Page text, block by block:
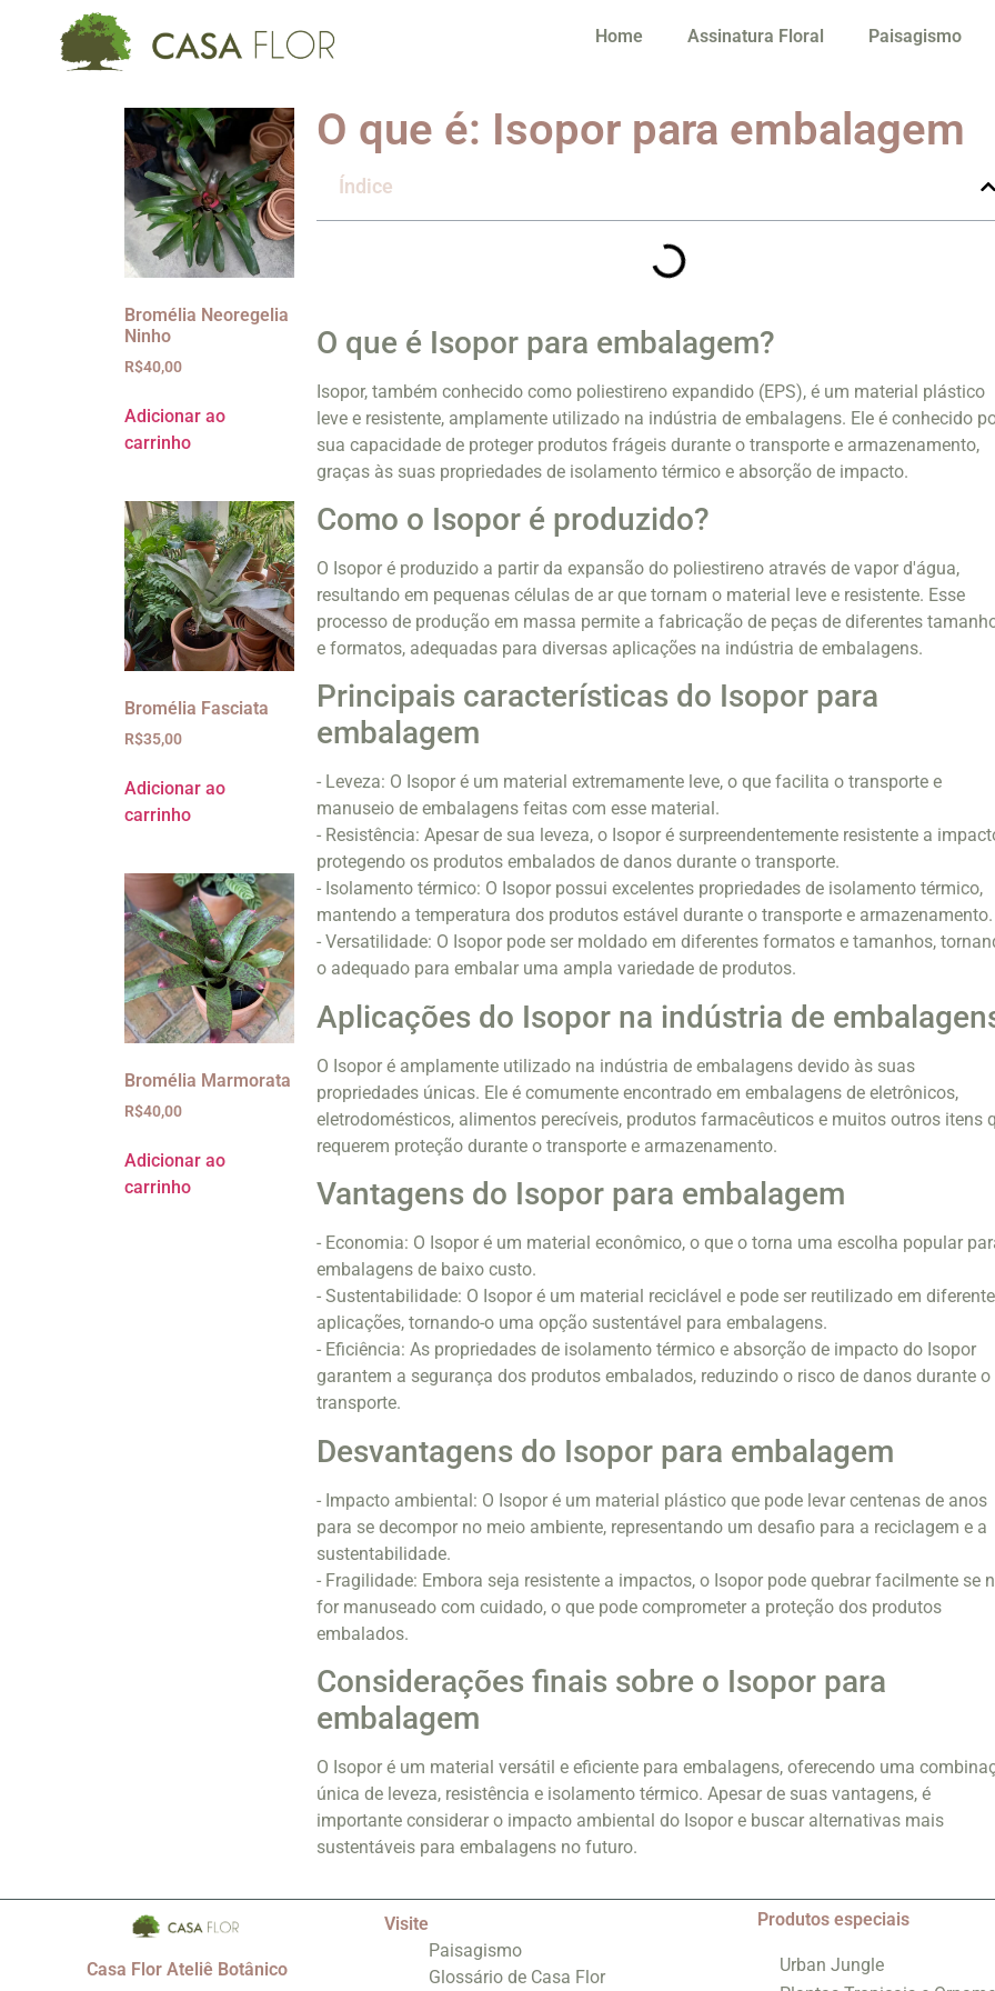
Home Assinatura Floral Paisagismo
Bromélia Neoregelia
Ninho
R$40,00
Adicionar ao
carrinho
Bromélia Fasciata
R$35,00
Adicionar ao
carrinho
Bromélia Marmorata
R$40,00
Adicionar ao
carrinho
O que é: Isopor para embalagem
Índice
O que é Isopor para embalagem?
Isopor, também conhecido como poliestireno expandido (EPS), é um material plástico
leve e resistente, amplamente utilizado na indústria de embalagens. Ele é conhecido
sua capacidade de proteger produtos frágeis durante o transporte e armazenamento,
graças às suas propriedades de isolamento térmico e absorção de impacto.
Como o Isopor é produzido?
O Isopor é produzido a partir da expansão do poliestireno através de vapor d'água,
resultando em pequenas células de ar que tornam o material leve e resistente. Esse
processo de produção em massa permite a fabricação de peças de diferentes
e formatos, adequadas para diversas aplicações na indústria de embalagens.
Principais características do Isopor para
embalagem
- Leveza: O Isopor é um material extremamente leve, o que facilita o transporte e
manuseio de embalagens feitas com esse material.
- Resistência: Apesar de sua leveza, o Isopor é surpreendentemente resistente a
protegendo os produtos embalados de danos durante o transporte.
- Isolamento térmico: O Isopor possui excelentes propriedades de isolamento térmico,
mantendo a temperatura dos produtos estável durante o transporte e armazenamento.
- Versatilidade: O Isopor pode ser moldado em diferentes formatos e tamanhos,
o adequado para embalar uma ampla variedade de produtos.
Aplicações do Isopor na indústria de
O Isopor é amplamente utilizado na indústria de embalagens devido às suas
propriedades únicas. Ele é comumente encontrado em embalagens de eletrônicos,
eletrodomésticos, alimentos perecíveis, produtos farmacêuticos e muitos outros itens
requerem proteção durante o transporte e armazenamento.
Vantagens do Isopor para embalagem
- Economia: O Isopor é um material econômico, o que o torna uma escolha popular
embalagens de baixo custo.
- Sustentabilidade: O Isopor é um material reciclável e pode ser reutilizado em
aplicações, tornando-o uma opção sustentável para embalagens.
- Eficiência: As propriedades de isolamento térmico e absorção de impacto do Isopor
garantem a segurança dos produtos embalados, reduzindo o risco de danos durante o
transporte.
Desvantagens do Isopor para embalagem
- Impacto ambiental: O Isopor é um material plástico que pode levar centenas de anos
para se decompor no meio ambiente, representando um desafio para a reciclagem e a
sustentabilidade.
- Fragilidade: Embora seja resistente a impactos, o Isopor pode quebrar facilmente se
for manuseado com cuidado, o que pode comprometer a proteção dos produtos
embalados.
Considerações finais sobre o Isopor para
embalagem
O Isopor é um material versátil e eficiente para embalagens, oferecendo uma
única de leveza, resistência e isolamento térmico. Apesar de suas vantagens, é
importante considerar o impacto ambiental do Isopor e buscar alternativas mais
sustentáveis para embalagens no futuro.
Casa Flor Ateliê Botânico
Visite
Paisagismo
Glossário de Casa Flor
Produtos especiais
Urban Jungle